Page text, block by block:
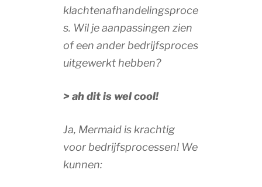
klachtenafhandelingsproce
s. Wil je aanpassingen zien
of een ander bedrijfsproces
uitgewerkt hebben?
> ah dit is wel cool!
Ja, Mermaid is krachtig
voor bedrijfsprocessen! We
kunnen: